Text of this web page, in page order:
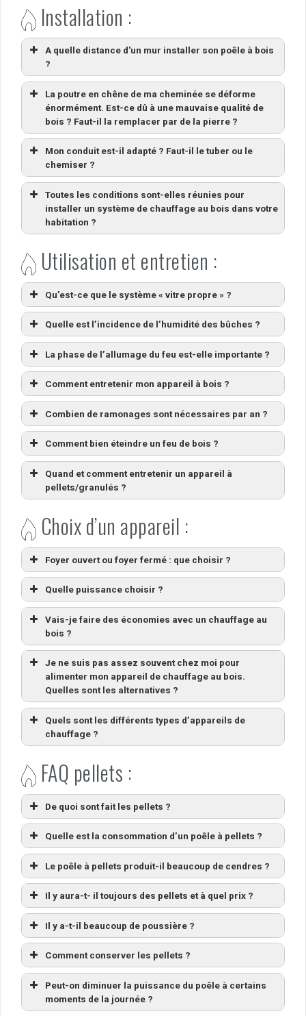
Installation :
A quelle distance d'un mur installer son poêle à bois
?
La poutre en chêne de ma cheminée se déforme
énormément. Est-ce dû à une mauvaise qualité de
bois ? Faut-il la remplacer par de la pierre ?
Mon conduit est-il adapté ? Faut-il le tuber ou le
chemiser ?
Toutes les conditions sont-elles réunies pour
installer un système de chauffage au bois dans votre
habitation ?
Utilisation et entretien :
Qu’est-ce que le système « vitre propre » ?
Quelle est l’incidence de l’humidité des bûches ?
La phase de l’allumage du feu est-elle importante ?
Comment entretenir mon appareil à bois ?
Combien de ramonages sont nécessaires par an ?
Comment bien éteindre un feu de bois ?
Quand et comment entretenir un appareil à
pellets/granulés ?
Choix d’un appareil :
Foyer ouvert ou foyer fermé : que choisir ?
Quelle puissance choisir ?
Vais-je faire des économies avec un chauffage au
bois ?
Je ne suis pas assez souvent chez moi pour
alimenter mon appareil de chauffage au bois.
Quelles sont les alternatives ?
Quels sont les différents types d’appareils de
chauffage ?
FAQ pellets :
De quoi sont fait les pellets ?
Quelle est la consommation d’un poêle à pellets ?
Le poêle à pellets produit-il beaucoup de cendres ?
Il y aura-t- il toujours des pellets et à quel prix ?
Il y a-t-il beaucoup de poussière ?
Comment conserver les pellets ?
Peut-on diminuer la puissance du poêle à certains
moments de la journée ?